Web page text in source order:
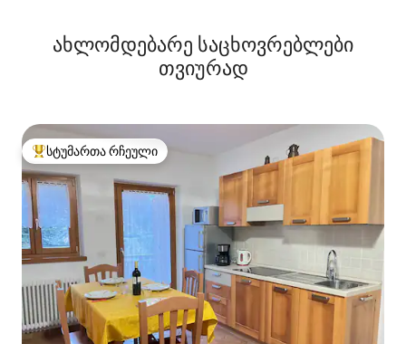
ახლომდებარე საცხოვრებლები
თვიურად
სტუმართა რჩეული მოწინავე ვარიანტი
სტუმართა რჩეული